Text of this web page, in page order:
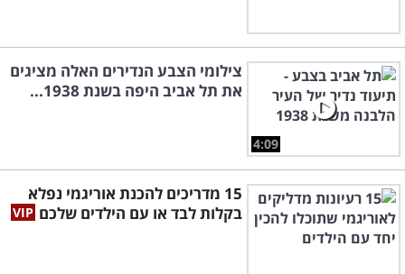
4:09
צילומי הצבע הנדירים האלה מציגים
את תל אביב היפה בשנת 1938...
15 מדריכים להכנת אוריגמי נפלא
בקלות לבד או עם הילדים שלכם